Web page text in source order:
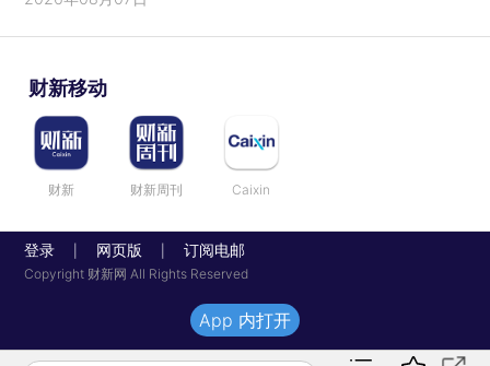
财新移动
财新 财新周刊 Caixin
登录 网页版 订阅电邮
Copyright 财新网 All Rights Reserved
App 内打开